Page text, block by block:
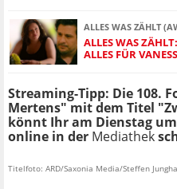
ALLES WAS ZÄHLT
ALLES WAS
ALLES FÜR
Streaming-Tipp: Die 108.
Mertens" mit dem Titel
könnt Ihr am Dienstag
online in der Mediathek
Titelfoto: ARD/Saxonia Media/Steffen